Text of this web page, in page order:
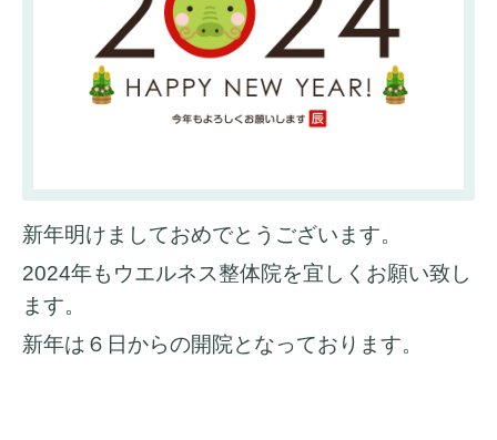
新年明けましておめでとうございます。
2024年もウエルネス整体院を宜しくお願い致し
ます。
新年は６日からの開院となっております。